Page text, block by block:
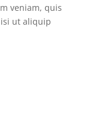
veniam, quis
ut aliquip